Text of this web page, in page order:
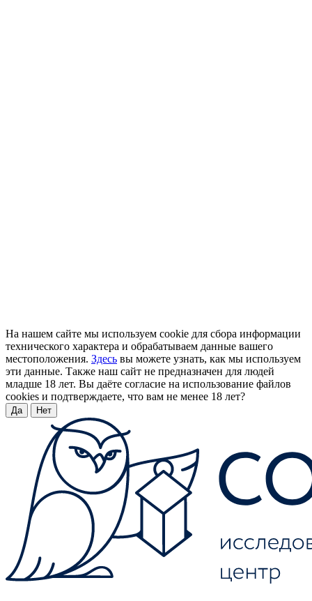
На нашем сайте мы используем cookie для сбора информации
технического характера и обрабатываем данные вашего
местоположения. Здесь вы можете узнать, как мы используем
эти данные. Также наш сайт не предназначен для людей
младше 18 лет. Вы даёте согласие на использование файлов
cookies и подтверждаете, что вам не менее 18 лет?
Да Нет